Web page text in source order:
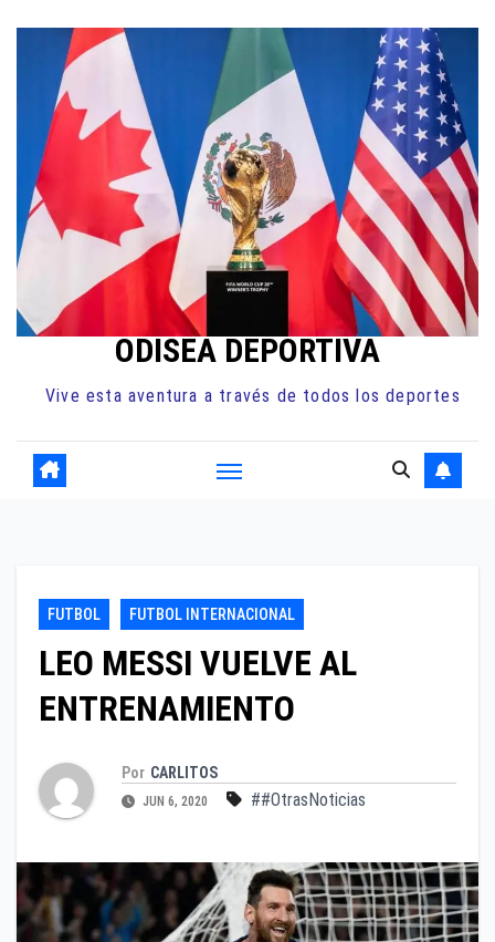
contenido
ODISEA DEPORTIVA
Vive esta aventura a través de todos los deportes
FUTBOL FUTBOL INTERNACIONAL
LEO MESSI VUELVE AL
ENTRENAMIENTO
Por CARLITOS
JUN 6, 2020 ##OtrasNoticias